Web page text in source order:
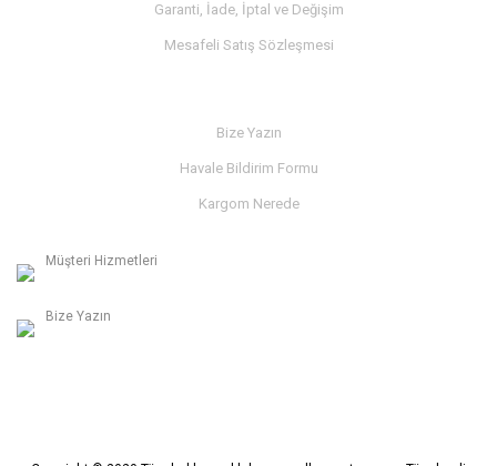
Garanti, İade, İptal ve Değişim
Mesafeli Satış Sözleşmesi
Bize Yazın
Havale Bildirim Formu
Kargom Nerede
Müşteri Hizmetleri
Bize Yazın